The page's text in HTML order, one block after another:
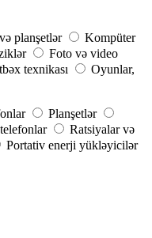
planşetlər
Kompüter
Foto və video
texnikası
Oyunlar,
Planşetlər
Ratsiyalar və
Portativ enerji yükləyicilər